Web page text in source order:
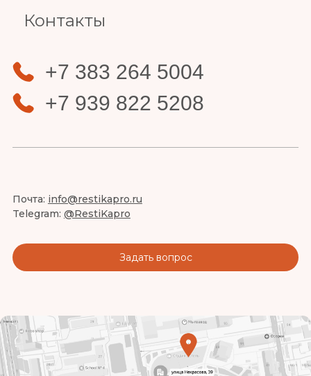
Контакты
+7 383 264 5004
+7 939 822 5208
Почта: info@restikapro.ru
Telegram: @RestiKapro
Задать вопрос